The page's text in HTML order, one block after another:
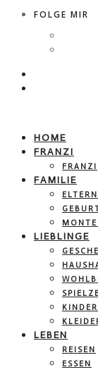
FOLGE MIR
HOME
FRANZI
FRANZI
FAMILIE
LIEBLINGE
LEBEN
REISEN
ESSEN